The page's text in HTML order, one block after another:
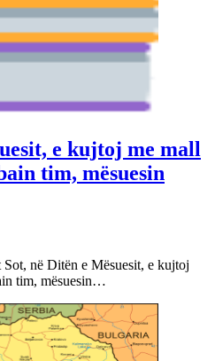
e kujtoj me mall
tim, mësuesin
në Ditën e Mësuesit, e kujtoj
tim, mësuesin…